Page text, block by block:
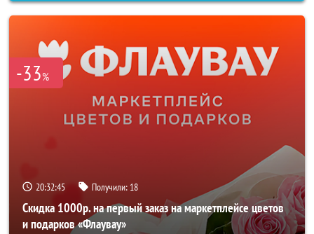
-33%
20:32:43 Получили: 18
Скидка 1000р. на первый заказ на маркетплейсе цветов
и подарков «Флаувау»